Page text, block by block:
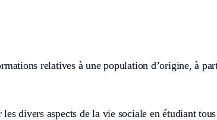
relatives à une population d’origine, à
divers aspects de la vie sociale en étudiant